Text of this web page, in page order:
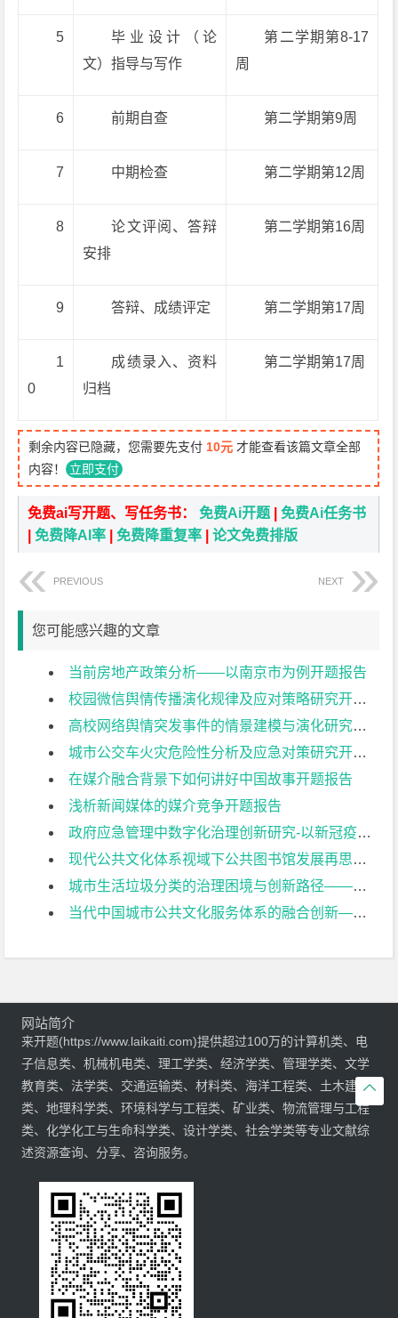
5
毕业设计（论
文）指导与写作
第二学期第8-17
周
6 前期自查 第二学期第9周
7 中期检查 第二学期第12周
8
论文评阅、答辩
安排
第二学期第16周
9 答辩、成绩评定 第二学期第17周
1
0
成绩录入、资料
归档
第二学期第17周
剩余内容已隐藏，您需要先支付 10元 才能查看该篇文章全部
内容！ 立即支付
免费ai写开题、写任务书：免费Ai开题 |免费Ai任务书
|免费降AI率 |免费降重复率 |论文免费排版
PREVIOUS NEXT
您可能感兴趣的文章
当前房地产政策分析——以南京市为例开题报告
校园微信舆情传播演化规律及应对策略研究开题报告
高校网络舆情突发事件的情景建模与演化研究开题报告
城市公交车火灾危险性分析及应急对策研究开题报告
在媒介融合背景下如何讲好中国故事开题报告
浅析新闻媒体的媒介竞争开题报告
政府应急管理中数字化治理创新研究-以新冠疫情“健康码”推行为例开题报告
现代公共文化体系视域下公共图书馆发展再思考——以南京图书馆为例开题报告
城市生活垃圾分类的治理困境与创新路径——以南京市为例开题报告
当代中国城市公共文化服务体系的融合创新——基于空间、弹性、制度三要素的研究开题报告

网站简介
来开题(https://www.laikaiti.com)提供超过100万的计算机类、电
子信息类、机械机电类、理工学类、经济学类、管理学类、文学
教育类、法学类、交通运输类、材料类、海洋工程类、土木建筑
类、地理科学类、环境科学与工程类、矿业类、物流管理与工程
类、化学化工与生命科学类、设计学类、社会学类等专业文献综
述资源查询、分享、咨询服务。